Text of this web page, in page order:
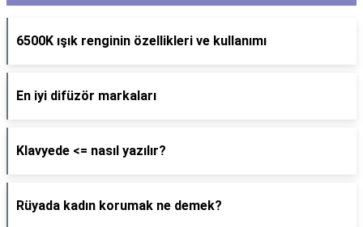
6500K ışık renginin özellikleri ve kullanımı
En iyi difüzör markaları
Klavyede <= nasıl yazılır?
Rüyada kadın korumak ne demek?